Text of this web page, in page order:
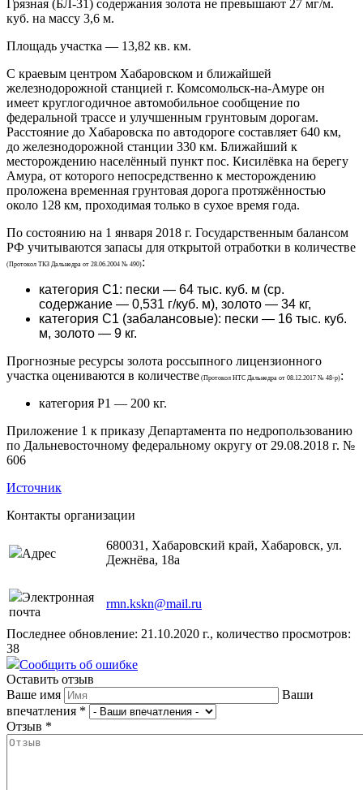
Грязная (БЛ-31) содержания золота не превышают 27 мг/м.
куб. на массу 3,6 м.
Площадь участка — 13,82 кв. км.
С краевым центром Хабаровском и ближайшей
железнодорожной станцией г. Комсомольск-на-Амуре он
имеет круглогодичное автомобильное сообщение по
федеральной трассе и улучшенным грунтовым дорогам.
Расстояние до Хабаровска по автодороге составляет 640 км,
до железнодорожной станции 330 км. Ближайший к
месторождению населённый пункт пос. Кисилёвка на берегу
Амура, от которого непосредственно к месторождению
проложена временная грунтовая дорога протяжённостью
около 128 км, проходимая только в сухое время года.
По состоянию на 1 января 2018 г. Государственным балансом
РФ учитываются запасы для открытой отработки в количестве
(Протокол ТКЗ Дальнедра от 28.06.2004 № 490):
категория С1: пески — 64 тыс. куб. м (ср.
содержание — 0,531 г/куб. м), золото — 34 кг,
категория С1 (забалансовые): пески — 16 тыс. куб.
м, золото — 9 кг.
Прогнозные ресурсы золота россыпного лицензионного
участка оцениваются в количестве (Протокол НТС Дальнедра от 08.12.2017 № 48-р):
категория Р1 — 200 кг.
Приложение 1 к приказу Департамента по недропользованию
по Дальневосточному федеральному округу от 29.08.2018 г. №
606
Источник
Контакты организации
Адрес
680031, Хабаровский край, Хабаровск, ул.
Дежнёва, 18а
Электронная
почта
rmn.kskn@mail.ru
Последнее обновление: 21.10.2020 г., количество просмотров:
38
Сообщить об ошибке
Оставить отзыв
Ваше имя
Ваши
впечатления *
Отзыв *